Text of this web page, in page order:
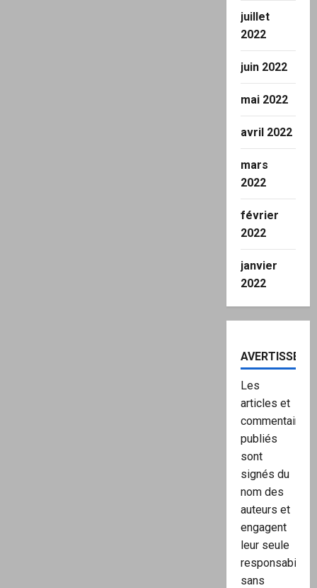
juillet
2022
juin 2022
mai 2022
avril 2022
mars
2022
février
2022
janvier
2022
Les
articles et
commentaires
publiés
sont
signés du
nom des
auteurs et
engagent
leur seule
responsabilité,
sans